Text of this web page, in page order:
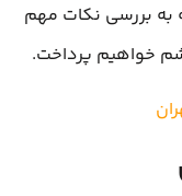
به بررسی نکات مهم
خواهیم پرداخت.